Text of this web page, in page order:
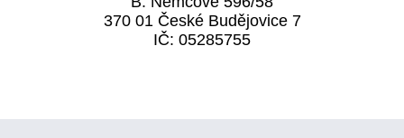
370 01 České Budějovice 7
IČ: 05285755